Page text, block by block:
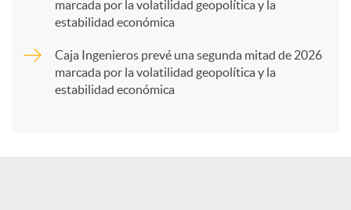
marcada por la volatilidad geopolítica y la
estabilidad económica
Caja Ingenieros prevé una segunda mitad de 2026
marcada por la volatilidad geopolítica y la
estabilidad económica